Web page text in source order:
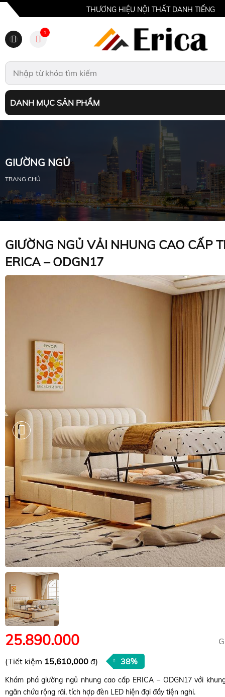
THƯƠNG HIỆU NỘI THẤT DANH TIẾNG
1
DANH MỤC SẢN PHẨM
GIƯỜNG NGỦ
TRANG CHỦ
GIƯỜNG NGỦ VẢI NHUNG CAO CẤP
ERICA – ODGN17
25.890.000
(Tiết kiệm 15,610,000 đ) 38%
Khám phá giường ngủ nhung cao cấp ERICA – ODGN17 với
ngăn chứa rộng rãi, tích hợp đèn LED hiện đại đầy tiện nghi.